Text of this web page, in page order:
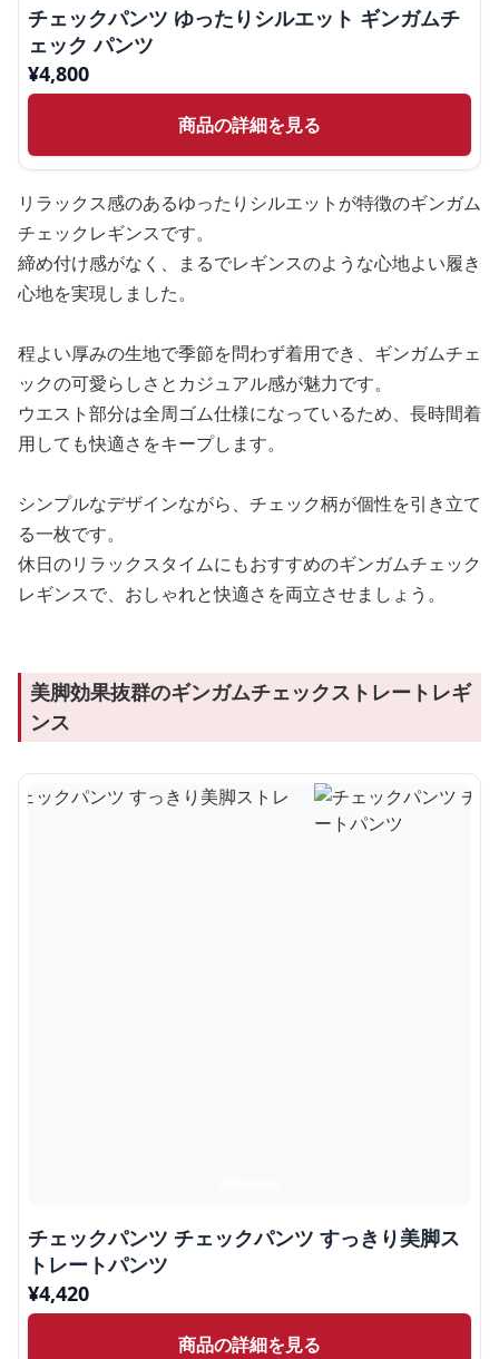
チェックパンツ ゆったりシルエット ギンガムチ
ェック パンツ
¥4,800
商品の詳細を見る
リラックス感のあるゆったりシルエットが特徴のギンガム
チェックレギンスです。
締め付け感がなく、まるでレギンスのような心地よい履き
心地を実現しました。
程よい厚みの生地で季節を問わず着用でき、ギンガムチェ
ックの可愛らしさとカジュアル感が魅力です。
ウエスト部分は全周ゴム仕様になっているため、長時間着
用しても快適さをキープします。
シンプルなデザインながら、チェック柄が個性を引き立て
る一枚です。
休日のリラックスタイムにもおすすめのギンガムチェック
レギンスで、おしゃれと快適さを両立させましょう。
美脚効果抜群のギンガムチェックストレートレギ
ンス
チェックパンツ チェックパンツ すっきり美脚ス
トレートパンツ
¥4,420
商品の詳細を見る